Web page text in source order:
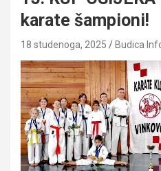
karate šampioni!
18 studenoga, 2025 Budica